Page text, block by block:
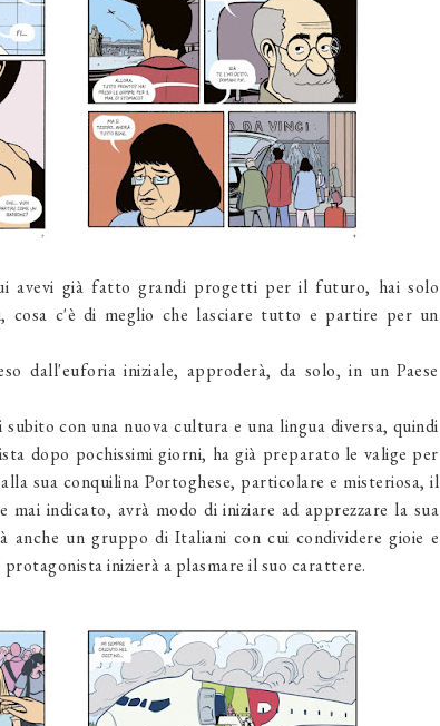
avevi già fatto grandi progetti per il futuro, hai solo
cosa c'è di meglio che lasciare tutto e partire per un
dall'euforia iniziale, approderà, da solo, in un Paese
con una nuova cultura e una lingua diversa, quindi
dopo pochissimi giorni, ha già preparato le valige per
sua conquilina Portoghese, particolare e misteriosa, il
indicato, avrà modo di iniziare ad apprezzare la sua
anche un gruppo di Italiani con cui condividere gioie e
inizierà a plasmare il suo carattere.